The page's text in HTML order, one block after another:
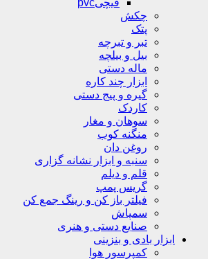
قیچیpvc
چکش
پتک
تبر و تبرچه
بیل و بیلچه
ماله دستی
ابزار چند کاره
گیره و پیج دستی
کاردک
سوهان و مغار
منگنه کوب
روغن دان
سنبه و ابزار نشانه گزاری
قلم و دیلم
گریس پمپ
فیلتر باز کن و رینگ جمع کن
سمپاش
صنایع دستی و هنری
ابزار بادی و بنزینی
کمپرسور هوا